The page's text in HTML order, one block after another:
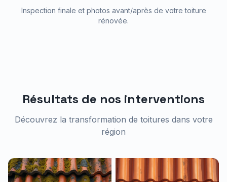
Inspection finale et photos avant/après de votre toiture
rénovée.
Résultats de nos interventions
Découvrez la transformation de toitures dans votre
région